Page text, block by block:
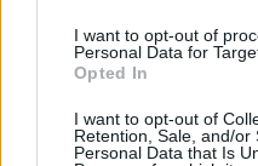
I want to opt-out of
Personal Data for
Opted In
I want to opt-out of
Retention, Sale, and/or
Personal Data that Is